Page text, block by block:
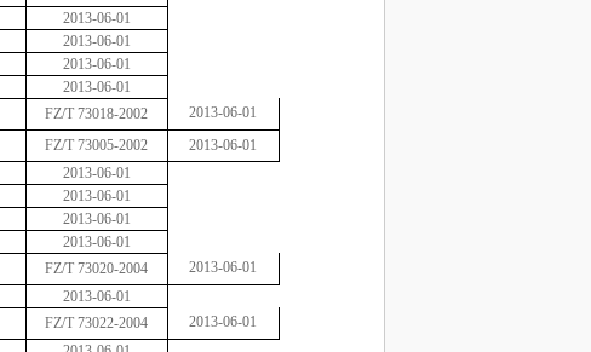
2013-06-01
2013-06-01
2013-06-01
2013-06-01
FZ/T 73018-2002
2013-06-01
FZ/T 73005-2002
2013-06-01
2013-06-01
2013-06-01
2013-06-01
2013-06-01
FZ/T 73020-2004
2013-06-01
2013-06-01
FZ/T 73022-2004
2013-06-01